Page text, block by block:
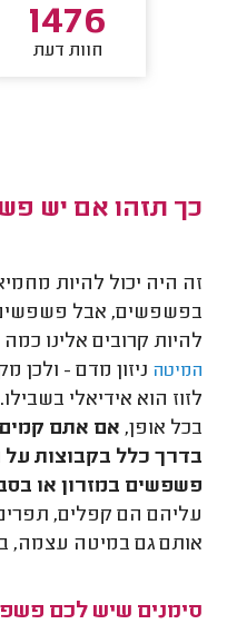
1476
חוות דעת
כך תזהו אם יש
זה היה יכול להיות
בפשפשים, אבל פשפשים
להיות קרובים אלינו
המיטה ניזון מדם - ולכן
לזוז הוא אידיאלי
בכל אופן, אם אתם
בדרך כלל בקבוצות על
פשפשים במזרון או
עליהם הם קפלים,
אותם גם במיטה עצמה,
סימנים שיש לכם